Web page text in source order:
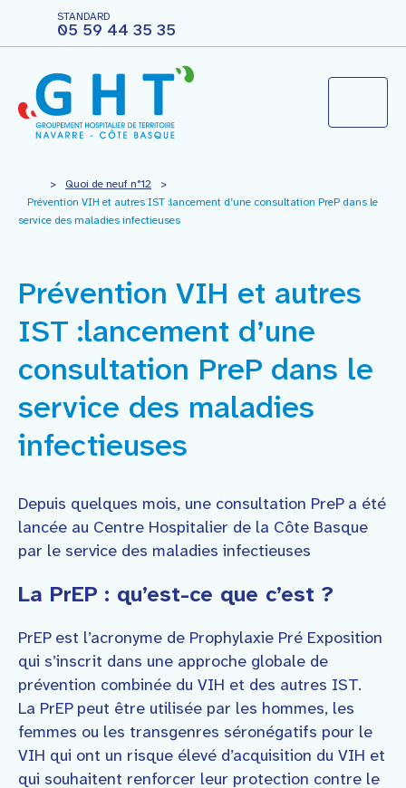
STANDARD
05 59 44 35 35
Le groupement hospitalier
Vous êtes professionnels
Nous rejoindre
Faire un don
> Quoi de neuf n°12
>
Prévention VIH et autres IST :lancement d’une consultation PreP dans le
service des maladies infectieuses
Prévention VIH et autres
IST :lancement d’une
consultation PreP dans le
service des maladies
infectieuses
Depuis quelques mois, une consultation PreP a été
lancée au Centre Hospitalier de la Côte Basque
par le service des maladies infectieuses
La PrEP : qu’est-ce que c’est ?
PrEP est l’acronyme de Prophylaxie Pré Exposition
qui s’inscrit dans une approche globale de
prévention combinée du VIH et des autres IST.
La PrEP peut être utilisée par les hommes, les
femmes ou les transgenres séronégatifs pour le
VIH qui ont un risque élevé d’acquisition du VIH et
qui souhaitent renforcer leur protection contre le